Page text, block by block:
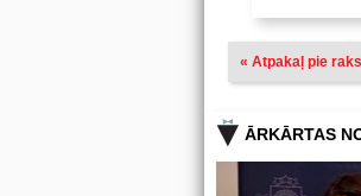
« Atpakaļ pie
ĀRKĀRTAS